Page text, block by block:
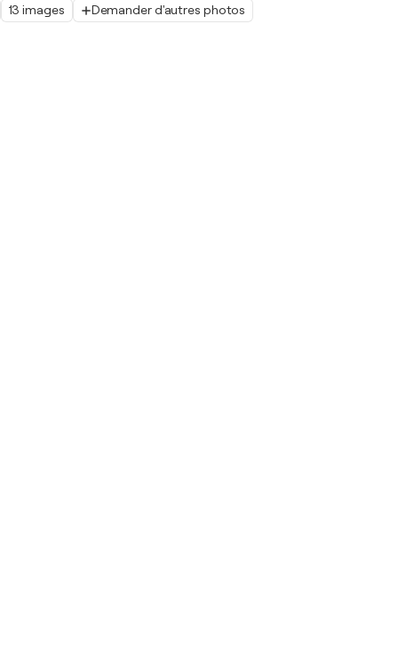
13 images Demander d'autres photos